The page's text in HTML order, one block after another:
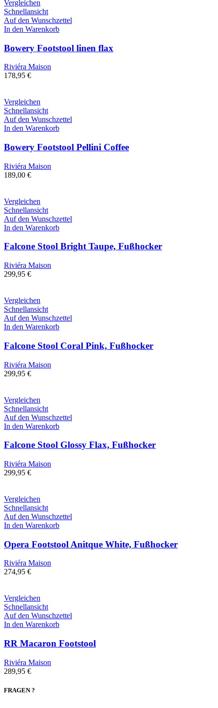
Vergleichen
Schnellansicht
Auf den Wunschzettel
In den Warenkorb
Bowery Footstool linen flax
Riviéra Maison
178,95 €
Vergleichen
Schnellansicht
Auf den Wunschzettel
In den Warenkorb
Bowery Footstool Pellini Coffee
Riviéra Maison
189,00 €
Vergleichen
Schnellansicht
Auf den Wunschzettel
In den Warenkorb
Falcone Stool Bright Taupe, Fußhocker
Riviéra Maison
299,95 €
Vergleichen
Schnellansicht
Auf den Wunschzettel
In den Warenkorb
Falcone Stool Coral Pink, Fußhocker
Riviéra Maison
299,95 €
Vergleichen
Schnellansicht
Auf den Wunschzettel
In den Warenkorb
Falcone Stool Glossy Flax, Fußhocker
Riviéra Maison
299,95 €
Vergleichen
Schnellansicht
Auf den Wunschzettel
In den Warenkorb
Opera Footstool Anitque White, Fußhocker
Riviéra Maison
274,95 €
Vergleichen
Schnellansicht
Auf den Wunschzettel
In den Warenkorb
RR Macaron Footstool
Riviéra Maison
289,95 €
FRAGEN ?